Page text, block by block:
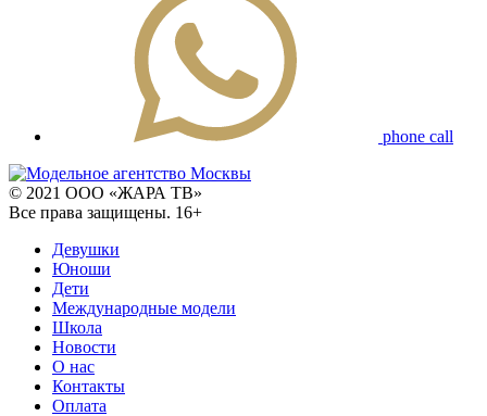
phone call
© 2021 ООО «ЖАРА ТВ»
Все права защищены. 16+
Девушки
Юноши
Дети
Международные модели
Школа
Новости
О нас
Контакты
Оплата